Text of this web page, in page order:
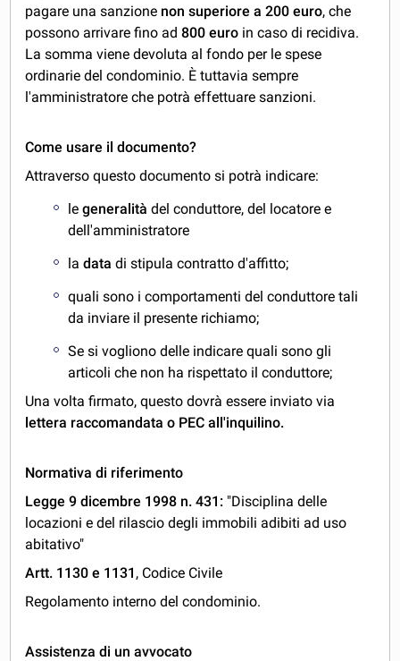
pagare una sanzione non superiore a 200 euro, che
possono arrivare fino ad 800 euro in caso di recidiva.
La somma viene devoluta al fondo per le spese
ordinarie del condominio. È tuttavia sempre
l'amministratore che potrà effettuare sanzioni.
Come usare il documento?
Attraverso questo documento si potrà indicare:
legeneralità del conduttore, del locatore e
dell'amministratore
ladata di stipula contratto d'affitto;
quali sono i comportamenti del conduttore tali
da inviare il presente richiamo;
Se si vogliono delle indicare quali sono gli
articoli che non ha rispettato il conduttore;
Una volta firmato, questo dovrà essere inviato via
lettera raccomandata o PEC all'inquilino.
Normativa di riferimento
Legge 9 dicembre 1998 n. 431: "Disciplina delle
locazioni e del rilascio degli immobili adibiti ad uso
abitativo"
Artt. 1130 e 1131 , Codice Civile
Regolamento interno del condominio.
Assistenza di un avvocato